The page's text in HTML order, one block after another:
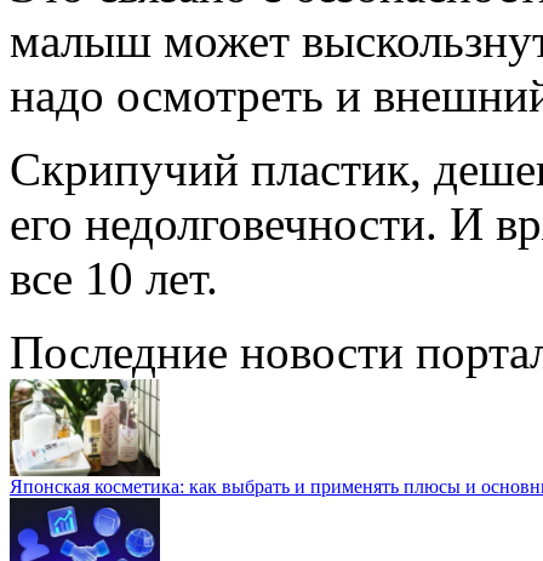
малыш может
надо осмотреть и
Скрипучий пластик,
его недолговечности. И
все 10 лет.
Последние новости
Японская косметика: как выбрать и применять плюсы и